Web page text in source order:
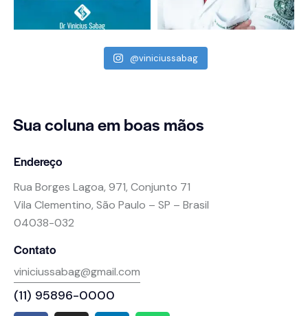
@viniciussabag
Sua colunaem boas mãos
Endereço
Rua Borges Lagoa, 971, Conjunto 71
Vila Clementino, São Paulo – SP – Brasil
04038-032
Contato
viniciussabag@gmail.com
(11) 95896-0000